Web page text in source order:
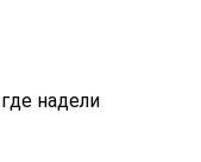
надели